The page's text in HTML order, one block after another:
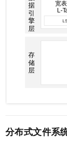
分布式文件系